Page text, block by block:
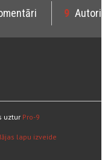
9 Autori
uztur Pro-9
lapu izveide